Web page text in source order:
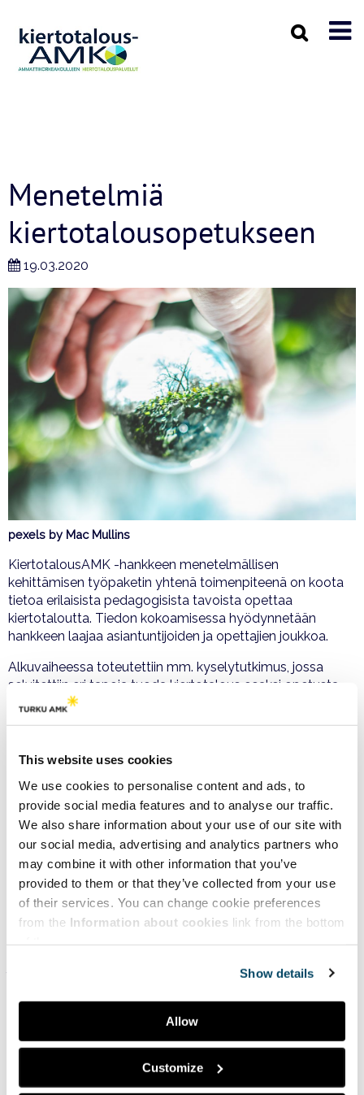
This website uses cookies
We use cookies to personalise content and ads, to
provide social media features and to analyse our traffic.
We also share information about your use of our site with
our social media, advertising and analytics partners who
may combine it with other information that you’ve
provided to them or that they’ve collected from your use
of their services. You can change cookie preferences
from the Information about cookies link from the bottom
Show details
Allow
Customize
Menetelmiä
kiertotalousopetukseen
19.03.2020
pexels by Mac Mullins
KiertotalousAMK -hankkeen menetelmällisen
kehittämisen työpaketin yhtenä toimenpiteenä on koota
tietoa erilaisista pedagogisista tavoista opettaa
kiertotaloutta. Tiedon kokoamisessa hyödynnetään
hankkeen laajaa asiantuntijoiden ja opettajien joukkoa.
Alkuvaiheessa toteutettiin mm. kyselytutkimus, jossa
selvitettiin eri tapoja tuoda kiertotalous osaksi opetusta.
Kysely teetettiin hankkeessa mukana oleville
opetuksen tehokkaampi integroiminen, yritysesimerkkien
Vastaajien mielestä tehokkaimpia ohjausmenetelmiä
kiertotalousopetuksessa ovat yritys-caset,
projektiohjaaminen ja työharjoittelut. Lisäksi vastaajia
pyydettiin listaamaan jo käytössä olevia opetus- ja
ohjausmenetelmiä, jotka olisivat sovellettavissa
kiertotalouden opetukseen. Kyselyllä saatiin kerättyä
mittava aineisto eri menetelmistä.
Hankkeen menetelmällisessä työpaketissa on lisäksi
selvitetty, millaisia opetusmenetelmiä on jo aiemmin
julkaistu muualla tai tuotu avoimesti kaikkien
menetelmiä on koottu esille hankkeen verkkosivuille:
Menetelmiä kiertotalousopetukseen
luettavissa lyhyet kuvaukset, joiden alta löytyy linkit
varsinaiseen julkaisuun verkkosvustolle, josta on saatavilla
lisätietoa menetelmistä.